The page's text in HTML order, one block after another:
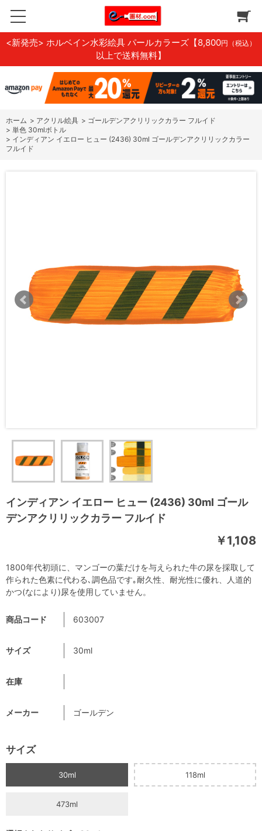
<新発売> ホルベイン水彩絵具 パールカラーズ 【8,800円（税込）
以上で送料無料】
ホーム > アクリル絵具 > ゴールデンアクリリックカラー フルイド
> 単色 30mlボトル
> インディアン イエロー ヒュー (2436) 30ml ゴールデンアクリリックカラー
フルイド
インディアン イエロー ヒュー (2436) 30ml ゴール
デンアクリリックカラー フルイド
￥1,108
商品コード 603007
サイズ 30ml
在庫
メーカー ゴールデン
サイズ
30ml 118ml
473ml
1800年代初頭に、マンゴーの葉だけを与えられた牛の尿を採取して
作られた色素に代わる､調色品です｡耐久性、耐光性に優れ、人道的
かつ(なにより)尿を使用していません。